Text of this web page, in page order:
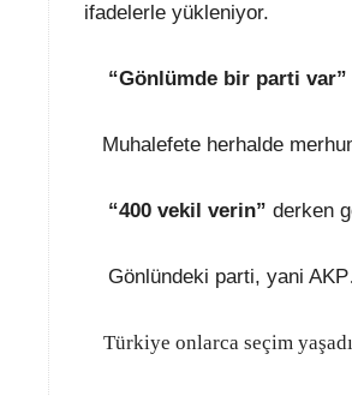
ifadelerle yükleniyor.
“Gönlümde bir parti var”
Muhalefete herhalde
“400 vekil verin” derken
Gönlündeki parti, yani
Türkiye onlarca seçim